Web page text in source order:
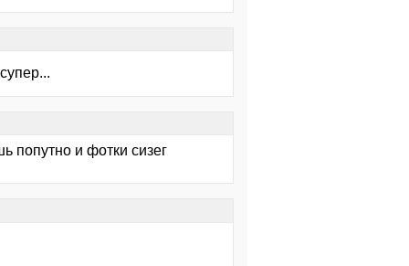
попутно и фотки сизег